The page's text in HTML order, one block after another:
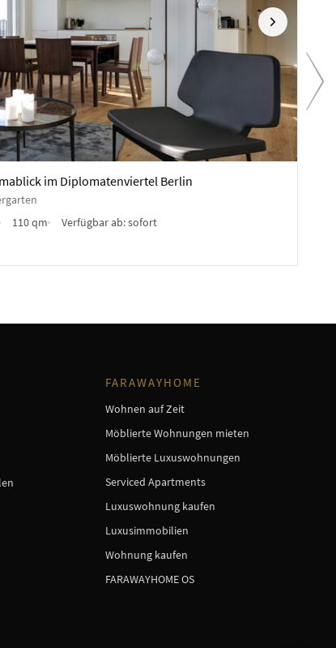
Nächste
im Diplomatenviertel Berlin
110 qm Verfügbar ab:sofort
FARAWAYHOME
Wohnen auf Zeit
Möblierte Wohnungen mieten
Möblierte Luxuswohnungen
Serviced Apartments
Luxuswohnung kaufen
Luxusimmobilien
Wohnung kaufen
FARAWAYHOME OS